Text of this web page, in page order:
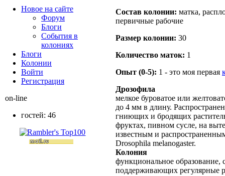
Состав кoлонии: матка,
первичные рабочие
Размер кoлонии: 30
Количество маток: 1
Опыт (0-5): 1 - это моя первая
Дрозофила
мелкое буроватое или
до 4 мм в длину.
гниющих и бродящих
фруктах, пивном сусле, на
известным и
Drosophila melanogaster.
Колония
функциональное образование,
поддерживающих регулярные
Новое на сайте
Форум
Блоги
События в
колониях
Блоги
Колонии
Войти
Peгиcтpaция
on-line
гостей: 46